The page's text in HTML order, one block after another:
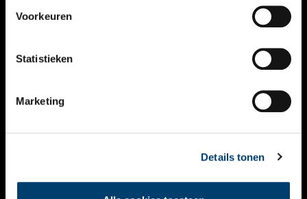
Voorkeuren
Statistieken
Marketing
Details tonen
KALENDER
THEMA’S
VIDEO’S
CONTACT